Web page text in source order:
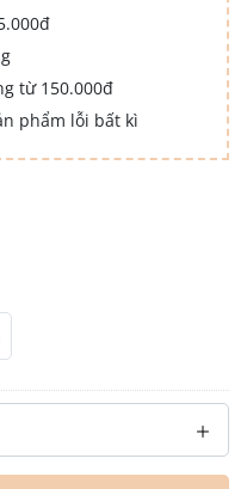
từ 150.000đ
phẩm lỗi bất kì